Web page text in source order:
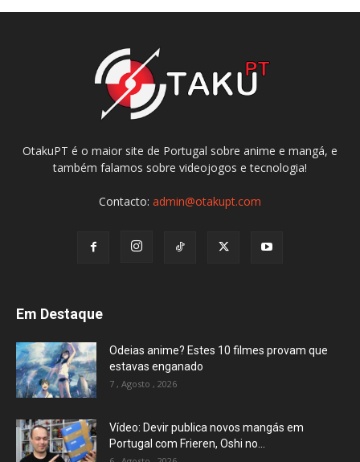
OtakuPT é o maior site de Portugal sobre anime e mangá, e
também falamos sobre videojogos e tecnologia!
Contacto: admin@otakupt.com
Em Destaque
Odeias anime? Estes 10 filmes provam que
estavas enganado
7 , Agosto , 2026
Vídeo: Devir publica novos mangás em
Portugal com Frieren, Oshi no...